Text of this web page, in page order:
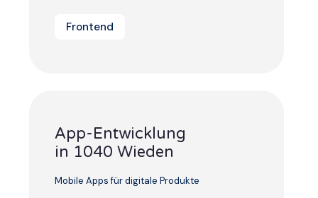
Frontend
App-Entwicklung
in 1040 Wieden
Mobile Apps für digitale Produkte